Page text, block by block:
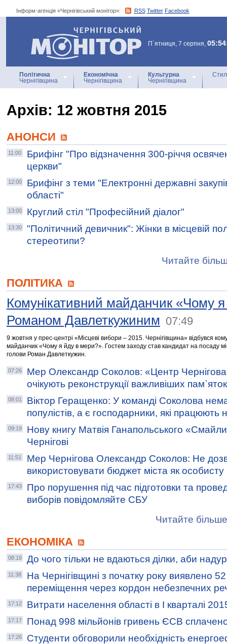
Інформ-агенція «Чернігівський монітор»: RSS Twitter Facebook
Інформ-агенція
«Чернігівський монітор»
П`ятниця, 7 серпня,
Політична
Чернігівщина
Економічна
Чернігівщина
Культурна
Чернігівщина
Архiв: 12 жовтня 2015
АНОНСИ
11:00
Брифінг "Про відзначення 300-річчя
церкви"
12:00
Брифінг з теми "Електронні державні
області"
13:00 Круглий стіл "Професійний діалог"
13:30
"Політичний девичник": Жінки в місцевій
стереотипи?
Читайте
ПОЛІТИКА
Комунікативний майданчик «Чому
Романом Давлеткужиним 07:49
9 жовтня у прес-центрі «Місцеві вибори – 2015. Чернігівщина» відбувся
майданчик «Чому я йду в мери?». Гостем заходу став кандидат на посаду
голови Роман Давлеткужин.
07:26
Мер Олександр Соколов: «Центр Чернігова
очікують реконструкції важливіших
08:01
Віктор Геращенко: У команді Соколова
популістів, а є господарники, які працюють
09:19
Нову книгу Матвія Ганапольського
Чернігові
11:51
Мер Чернігова Олександр Соколов: Не
використовувати бюджет міста як особисту
17:43
Про порушення під час підготовки та
виборів повідомляйте СБУ
Читайте
ЕКОНОМІКА
08:18 До чого тільки не вдаються ділки, аби
11:38
На Чернігівщині з початку року виявлено
переміщення через кордон небезпечних
17:12 Витрати населення області в І кварталі
17:17 Понад 998 мільйонів гривень ЄСВ сплачено
17:26
Студенти обговорили необхідність